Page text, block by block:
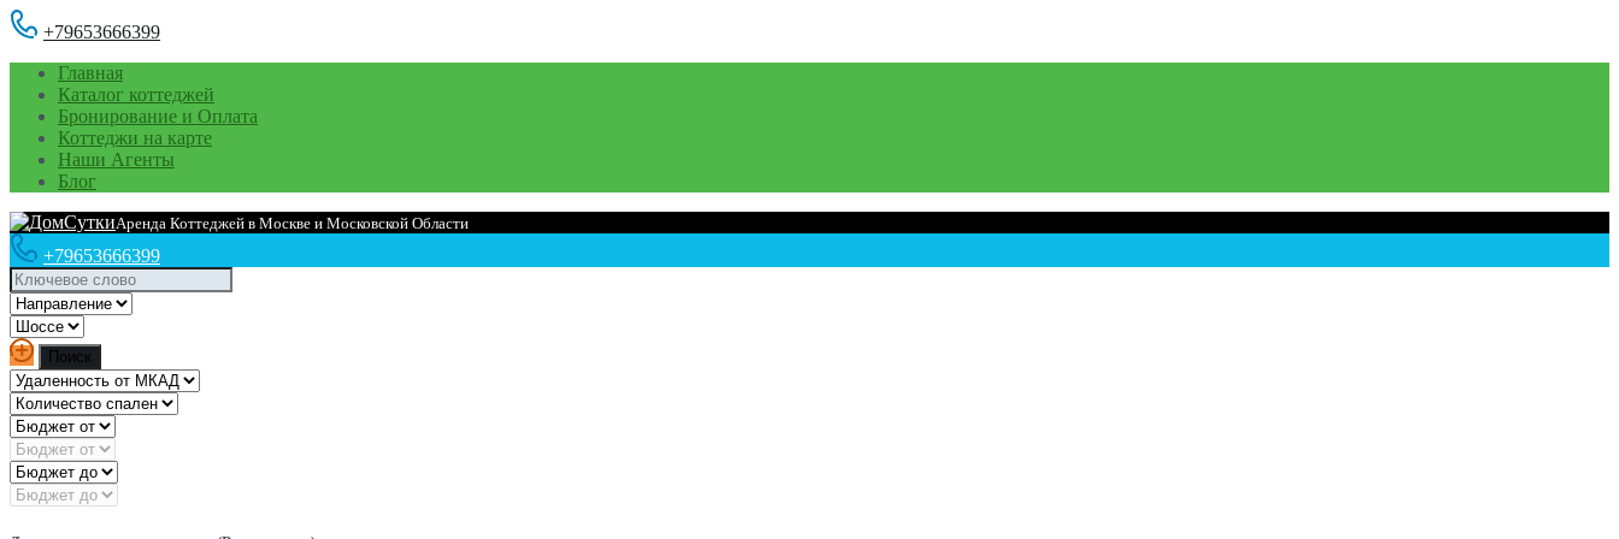
+79653666399
Главная
Каталог коттеджей
Бронирование и Оплата
Коттеджи на карте
Наши Агенты
Блог
Аренда Коттеджей в Москве и Московской Области
+79653666399